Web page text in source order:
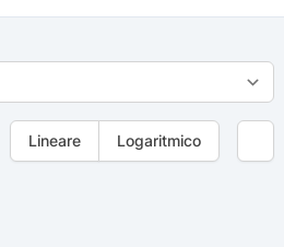
Lineare Logaritmico